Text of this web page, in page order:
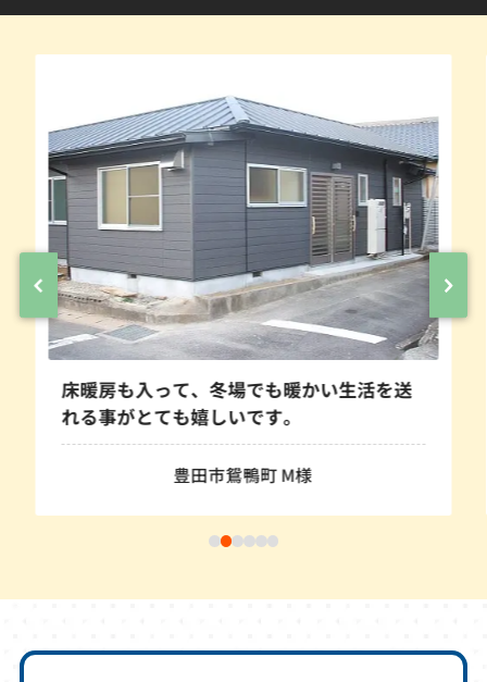
床暖房も入って、冬場でも暖かい生活を送
れる事がとても嬉しいです。
豊田市鴛鴨町 M様